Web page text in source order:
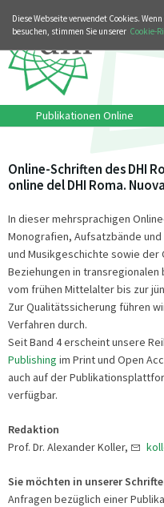
Diese Webseite verwendet Cookies.
besuchen, stimmen Sie unserer Cookie-
Publikationen Online
Online-Schriften des DHI
online del DHI Roma.
In dieser mehrsprachigen
Monografien, Aufsatzbände
und Musikgeschichte sowie
Beziehungen in transregionalen
vom frühen Mittelalter bis zur
Zur Qualitätssicherung führen
Verfahren durch.
Seit Band 4 erscheint unsere
Publishing im Print und Open
auch auf der
verfügbar.
Redaktion
Prof. Dr. Alexander Koller,
Sie möchten in unserer
Anfragen bezüglich einer